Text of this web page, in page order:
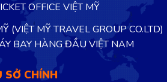
OFFICE VIỆT MỸ
(VIỆT MỸ TRAVEL GROUP CO.LTD)
BAY HÀNG ĐẦU VIỆT NAM
SỞ CHÍNH